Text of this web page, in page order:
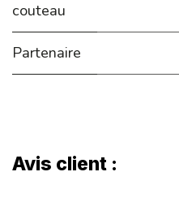
couteau
Partenaire
Avis client :